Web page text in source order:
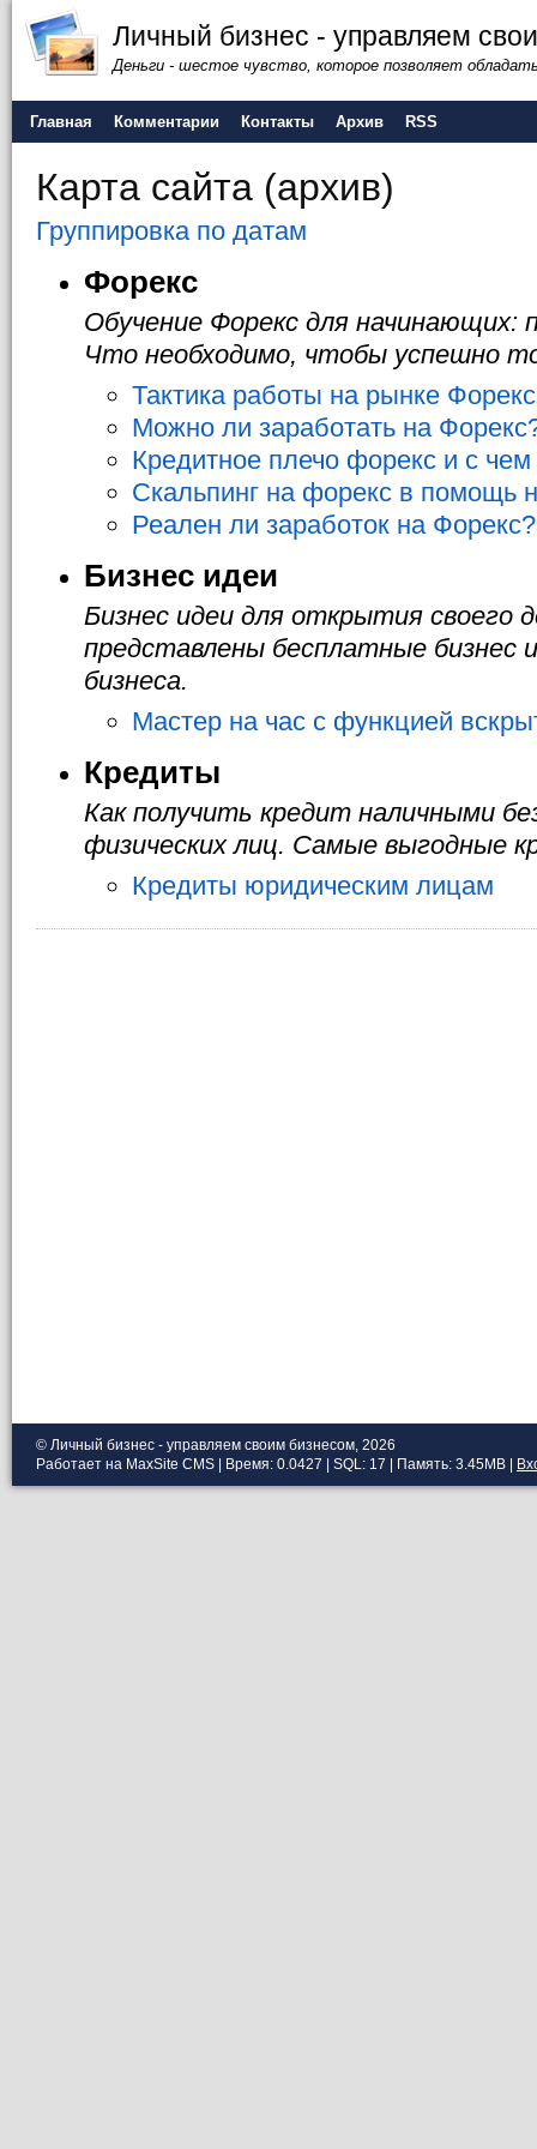
Личный бизнес - управляем
Деньги - шестое чувство, которое позволяет
Главная Комментарии Контакты Архив RSS
Карта сайта (архив)
Группировка по датам
Форекс
Обучение Форекс для начинающих:
Что необходимо, чтобы успешно
Тактика работы на рынке Форекс
Можно ли заработать на
Кредитное плечо форекс и с чем
Скальпинг на форекс в помощь
Реален ли заработок на Форекс?
Бизнес идеи
Бизнес идеи для открытия своего
представлены бесплатные бизнес
бизнеса.
Мастер на час с функцией
Кредиты
Как получить кредит наличными
физических лиц. Самые выгодные
Кредиты юридическим лицам
© Личный бизнес - управляем своим бизнесом, 2026
Работает на MaxSite CMS | Время: 0.0427 | SQL: 17 | Память: 3.45MB